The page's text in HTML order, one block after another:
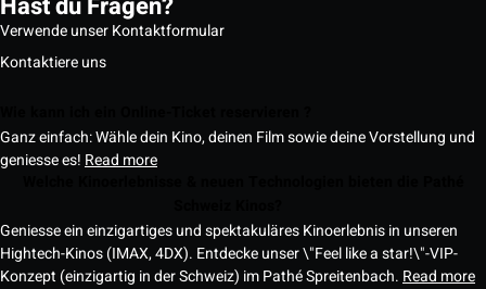
Verwende unser Kontaktformular
Kontaktiere uns
Ganz einfach: Wähle dein Kino, deinen Film sowie deine Vorstellung und
geniesse es! Read more
Geniesse ein einzigartiges und spektakuläres Kinoerlebnis in unseren
Hightech-Kinos (IMAX, 4DX). Entdecke unser \"Feel like a star!\"-VIP-
Konzept (einzigartig in der Schweiz) im Pathé Spreitenbach. Read more